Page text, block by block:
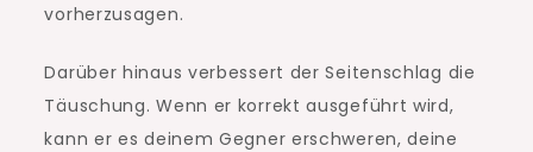
vorherzusagen.
Darüber hinaus verbessert der Seitenschlag die
Täuschung. Wenn er korrekt ausgeführt wird,
kann er es deinem Gegner erschweren, deine